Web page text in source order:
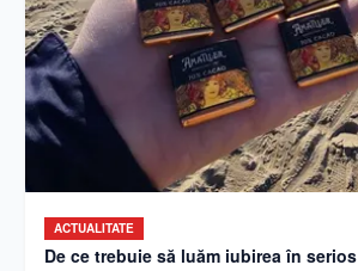
ACTUALITATE
De ce trebuie să luăm iubirea în serios